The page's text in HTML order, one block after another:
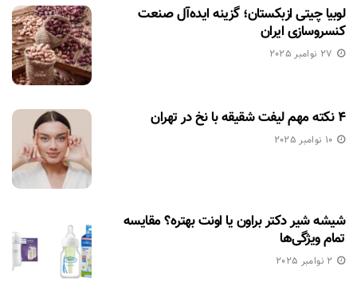
لوبیا چیتی ازبکستان؛ گزینه ایده‌آل صنعت
کنسروسازی ایران
27 نوامبر 2025
۴ نکته مهم لیفت شقیقه با نخ در تهران
10 نوامبر 2025
شیشه شیر دکتر براون یا اونت بهتره؟ مقایسه
تمام ویژگی‌ها
2 نوامبر 2025